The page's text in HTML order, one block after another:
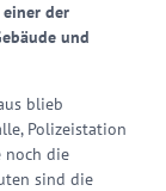
der
und
blieb
Polizeistation
noch die
sind die